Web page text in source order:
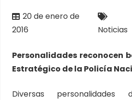
20 de enero de
2016
Noticias
Personalidades reconocen
Estratégico de la Policía
Diversas